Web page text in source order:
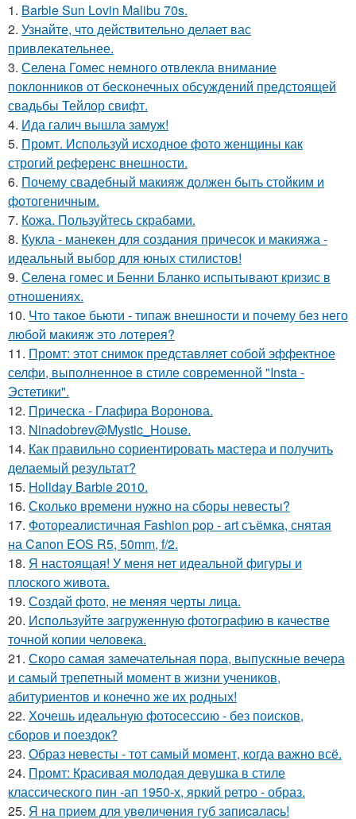
1. Barbie Sun Lovin Malibu 70s.
2. Узнайте, что действительно делает вас
привлекательнее.
3. Селена Гомес немного отвлекла внимание
поклонников от бесконечных обсуждений предстоящей
свадьбы Тейлор свифт.
4. Ида галич вышла замуж!
5. Промт. Используй исходное фото женщины как
строгий референс внешности.
6. Почему свадебный макияж должен быть стойким и
фотогеничным.
7. Кожа. Пользуйтесь скрабами.
8. Кукла - манекен для создания причесок и макияжа -
идеальный выбор для юных стилистов!
9. Селена гомес и Бенни Бланко испытывают кризис в
отношениях.
10. Что такое бьюти - типаж внешности и почему без него
любой макияж это лотерея?
11. Промт: этот снимок представляет собой эффектное
селфи, выполненное в стиле современной "Insta -
Эстетики".
12. Прическа - Глафира Воронова.
13. Ninadobrev@Mystic_House.
14. Как правильно сориентировать мастера и получить
делаемый результат?
15. Holiday Barbie 2010.
16. Сколько времени нужно на сборы невесты?
17. Фотореалистичная Fashion pop - art съёмка, снятая
на Canon EOS R5, 50mm, f/2.
18. Я настоящая! У меня нет идеальной фигуры и
плоского живота.
19. Создай фото, не меняя черты лица.
20. Используйте загруженную фотографию в качестве
точной копии человека.
21. Скоро самая замечательная пора, выпускные вечера
и самый трепетный момент в жизни учеников,
абитуриентов и конечно же их родных!
22. Хочешь идеальную фотосессию - без поисков,
сборов и поездок?
23. Образ невесты - тот самый момент, когда важно всё.
24. Промт: Красивая молодая девушка в стиле
классического пин -ап 1950-х, яркий ретро - образ.
25. Я нa пpиeм для увeличeния губ зaпиcaлacь!